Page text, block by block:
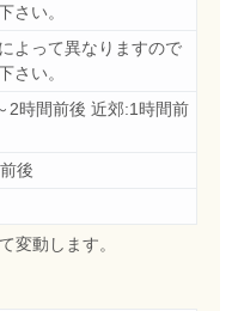
変動します。
さい。
よって異なりますので
さい。
2時間前後 近郊:1時間前
後